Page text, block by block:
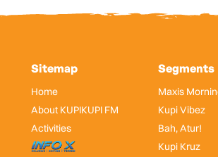
Sitemap
Home
About KUPIKUPI FM
Activities
InfoX
Segments
Maxis
Kupi Vibez
Bah, Atur!
Kupi Kruz